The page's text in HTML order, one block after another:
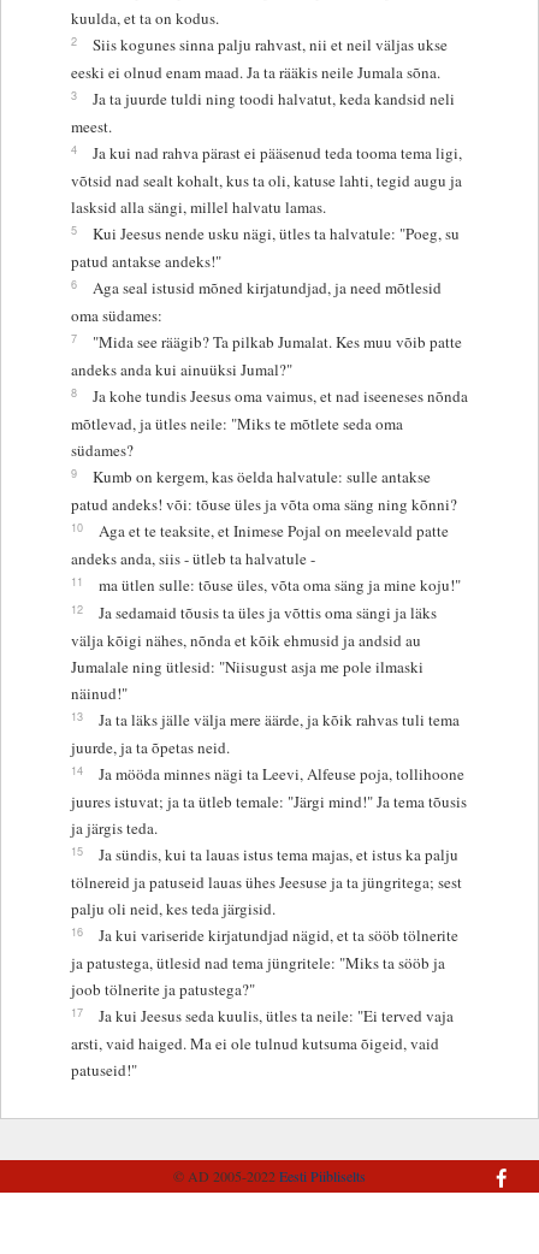
kuulda, et ta on kodus.
2
Siis kogunes sinna palju rahvast, nii et neil väljas ukse
eeski ei olnud enam maad. Ja ta rääkis neile Jumala sõna.
3
Ja ta juurde tuldi ning toodi halvatut, keda kandsid neli
meest.
4
Ja kui nad rahva pärast ei pääsenud teda tooma tema ligi,
võtsid nad sealt kohalt, kus ta oli, katuse lahti, tegid augu ja
lasksid alla sängi, millel halvatu lamas.
5
Kui Jeesus nende usku nägi, ütles ta halvatule: "Poeg, su
patud antakse andeks!"
6
Aga seal istusid mõned kirjatundjad, ja need mõtlesid
oma südames:
7
"Mida see räägib? Ta pilkab Jumalat. Kes muu võib patte
andeks anda kui ainuüksi Jumal?"
8
Ja kohe tundis Jeesus oma vaimus, et nad iseeneses nõnda
mõtlevad, ja ütles neile: "Miks te mõtlete seda oma
südames?
9
Kumb on kergem, kas öelda halvatule: sulle antakse
patud andeks! või: tõuse üles ja võta oma säng ning kõnni?
10
Aga et te teaksite, et Inimese Pojal on meelevald patte
andeks anda, siis - ütleb ta halvatule -
11 ma ütlen sulle: tõuse üles, võta oma säng ja mine koju!"
12
Ja sedamaid tõusis ta üles ja võttis oma sängi ja läks
välja kõigi nähes, nõnda et kõik ehmusid ja andsid au
Jumalale ning ütlesid: "Niisugust asja me pole ilmaski
näinud!"
13
Ja ta läks jälle välja mere äärde, ja kõik rahvas tuli tema
juurde, ja ta õpetas neid.
14
Ja mööda minnes nägi ta Leevi, Alfeuse poja, tollihoone
juures istuvat; ja ta ütleb temale: "Järgi mind!" Ja tema tõusis
ja järgis teda.
15
Ja sündis, kui ta lauas istus tema majas, et istus ka palju
tölnereid ja patuseid lauas ühes Jeesuse ja ta jüngritega; sest
palju oli neid, kes teda järgisid.
16
Ja kui variseride kirjatundjad nägid, et ta sööb tölnerite
ja patustega, ütlesid nad tema jüngritele: "Miks ta sööb ja
joob tölnerite ja patustega?"
17
Ja kui Jeesus seda kuulis, ütles ta neile: "Ei terved vaja
arsti, vaid haiged. Ma ei ole tulnud kutsuma õigeid, vaid
patuseid!"
© AD 2005-2022Eesti Piibliselts